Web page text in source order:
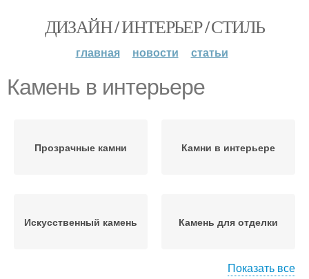
ДИЗАЙН / ИНТЕРЬЕР / СТИЛЬ
главная новости статьи
Камень в интерьере
Прозрачные камни Камни в интерьере
Искусственный камень Камень для отделки
Показать все